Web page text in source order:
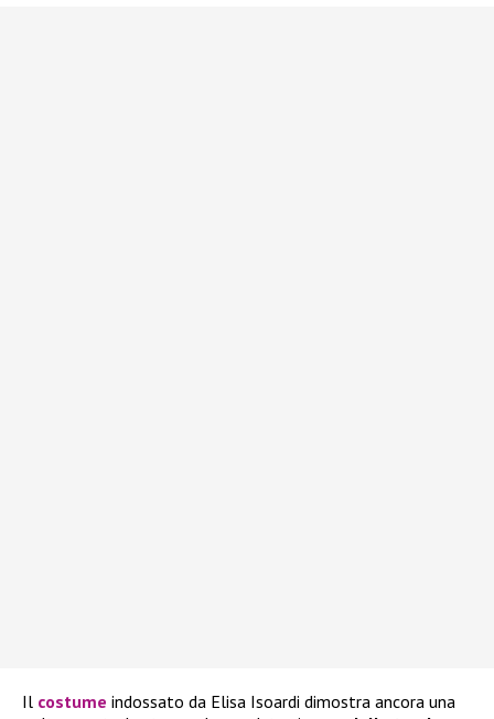
Il costume indossato da Elisa Isoardi dimostra ancora una